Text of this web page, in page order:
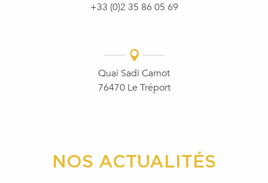
+33 (0)2 35 86 05 69
Quai Sadi Carnot
76470 Le Tréport
NOS ACTUALITÉS